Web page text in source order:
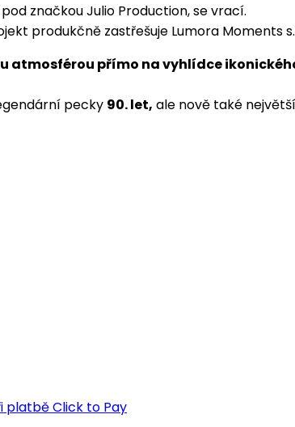
značkou Julio Production, se vrací.
produkčně zastřešuje Lumora Moments
atmosférou přímo na vyhlídce
pecky 90. let, ale nově také
platbě Click to Pay